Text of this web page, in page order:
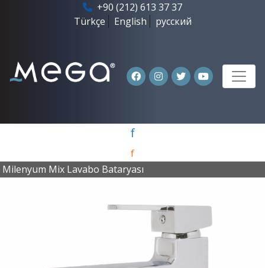
+90 (212) 613 37 37
Türkçe
English русский
f
f
Milenyum Mix Lavabo Bataryası